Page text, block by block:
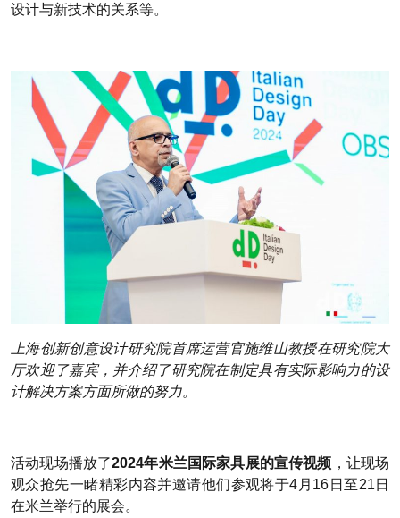
设计与新技术的关系等。
上海创新创意设计研究院首席运营官施维山教授在研究院大
厅欢迎了嘉宾，并介绍了研究院在制定具有实际影响力的设
计解决方案方面所做的努力。
活动现场播放了2024年米兰国际家具展的宣传视频 ，让现场
观众抢先一睹精彩内容并邀请他们参观将于4月16日至21日
在米兰举行的展会。